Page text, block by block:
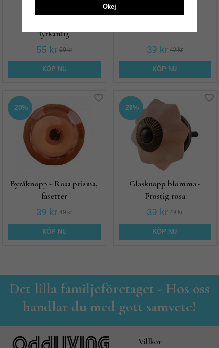
fyrkantig
55 kr 69 kr
KÖP NU
39 kr 49 kr
KÖP NU
20%
Byråknopp - Rosa prisma,
fasetter
39 kr 49 kr
KÖP NU
20%
Glasknopp blomma -
Frostig rosa
39 kr 49 kr
KÖP NU
Det lilla familjeföretaget - Hos oss
handlar du med gott samvete!
Villkor
Okej